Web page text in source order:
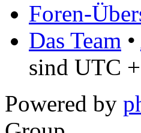
Foren-
Das Team •
sind UTC
Powered by